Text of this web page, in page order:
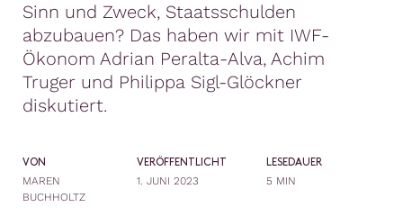
Sinn und Zweck, Staatsschulden
abzubauen? Das haben wir mit IWF-
Ökonom Adrian Peralta-Alva, Achim
Truger und Philippa Sigl-Glöckner
diskutiert.
VON
MAREN
BUCHHOLTZ
VERÖFFENTLICHT
1. JUNI 2023
LESEDAUER
5 MIN